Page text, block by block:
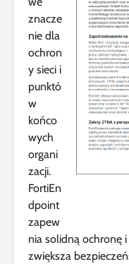
znacze
nie dla
ochron
y sieci i
punktó
w
końco
wych
organi
zacji.
FortiEn
dpoint
zapew
nia solidną ochronę
zwiększa